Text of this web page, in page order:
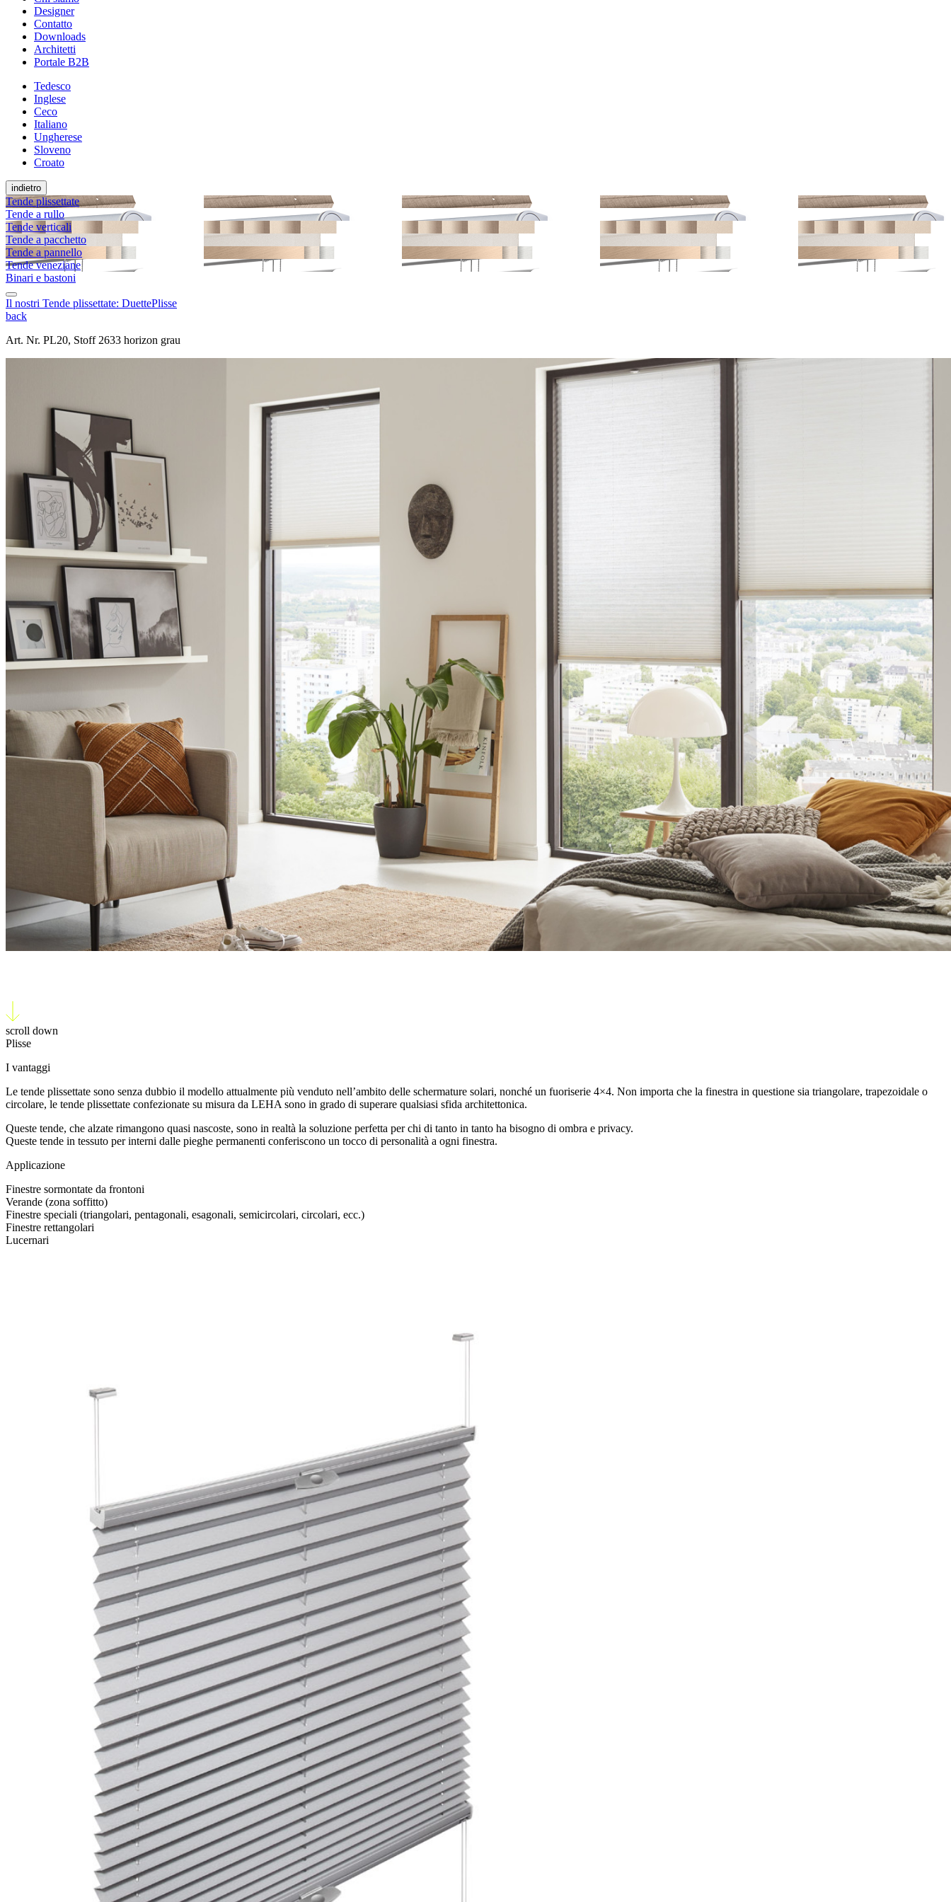
Designer
Contatto
Downloads
Architetti
Portale B2B
Tedesco
Inglese
Ceco
Italiano
Ungherese
Sloveno
Croato
indietro
Tende plissettate
Tende a rullo
Tende verticali
Tende a pacchetto
Tende a pannello
Tende veneziane
Binari e bastoni
Il nostri Tende plissettate: DuettePlisse
back
Art. Nr. PL20, Stoff 2633 horizon grau
scroll down
Plisse
I vantaggi
Le tende plissettate sono senza dubbio il modello attualmente più venduto nell’ambito delle schermature solari, nonché un fuoriserie 4×4. Non importa che la finestra in questione sia triangolare, trapezoidale o
circolare, le tende plissettate confezionate su misura da LEHA sono in grado di superare qualsiasi sfida architettonica.
Queste tende, che alzate rimangono quasi nascoste, sono in realtà la soluzione perfetta per chi di tanto in tanto ha bisogno di ombra e privacy.
Queste tende in tessuto per interni dalle pieghe permanenti conferiscono un tocco di personalità a ogni finestra.
Applicazione
Finestre sormontate da frontoni
Verande (zona soffitto)
Finestre speciali (triangolari, pentagonali, esagonali, semicircolari, circolari, ecc.)
Finestre rettangolari
Lucernari